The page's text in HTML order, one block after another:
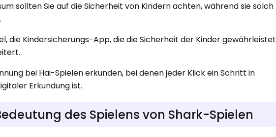
sollten Sie auf die Sicherheit von Kindern achten, während sie solch
die Kindersicherungs-App, die die Sicherheit der Kinder gewährleistet
bei Hai-Spielen erkunden, bei denen jeder Klick ein Schritt in
Erkundung ist.
des Spielens von Shark-Spielen